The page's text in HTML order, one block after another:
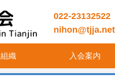
組織 入会案内
022-23132522
nihon@tjja.net